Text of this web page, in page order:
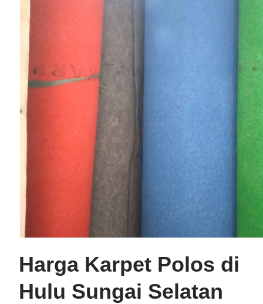
Harga Karpet Polos di
Hulu Sungai Selatan